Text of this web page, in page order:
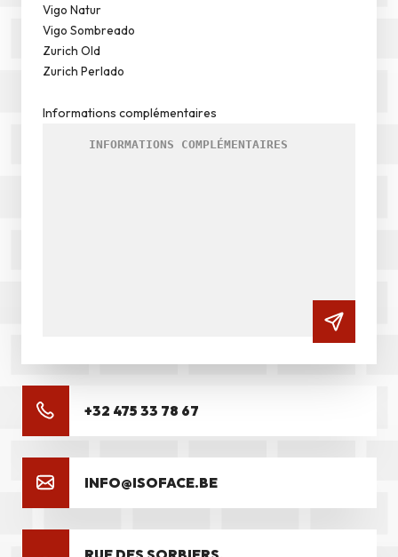
Vigo Natur
Vigo Sombreado
Zurich Old
Zurich Perlado
Informations complémentaires
+32 475 33 78 67
INFO@ISOFACE.BE